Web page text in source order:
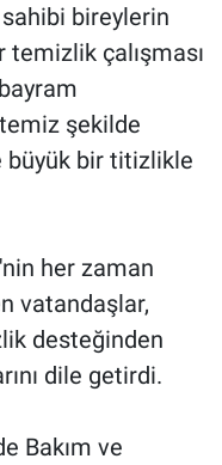
bireylerin
çalışması
şekilde
büyük bir titizlikle
her zaman
vatandaşlar,
desteğinden
dile getirdi.
Bakım ve